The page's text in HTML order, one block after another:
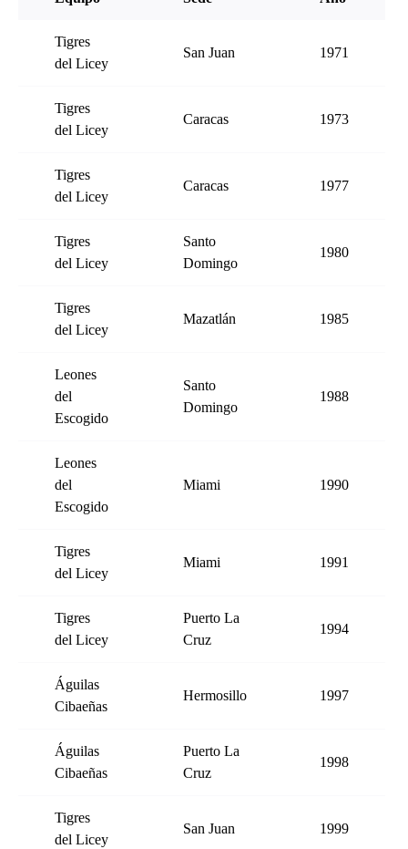
Tigres
del Licey
San Juan 1971
Tigres
del Licey
Caracas 1973
Tigres
del Licey
Caracas 1977
Tigres
del Licey
Santo
Domingo
1980
Tigres
del Licey
Mazatlán 1985
Leones
del
Escogido
Santo
Domingo
1988
Leones
del
Escogido
Miami 1990
Tigres
del Licey
Miami 1991
Tigres
del Licey
Puerto La
Cruz
1994
Águilas
Cibaeñas
Hermosillo 1997
Águilas
Cibaeñas
Puerto La
Cruz
1998
Tigres
del Licey
San Juan 1999